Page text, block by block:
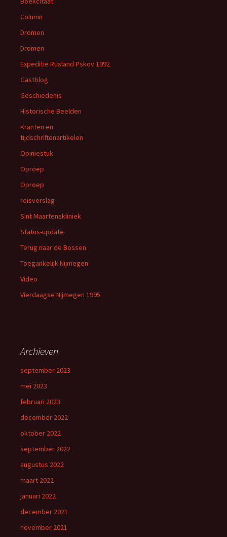
Column
Dromen
Dromen
Expeditie Rusland Pskov 1992
Gastblog
Geschiedenis
Historische Beelden
Kranten en
tijdschriftenartikelen
Opiniestuk
Oproep
Oproep
reisverslag
Sint Maartenskliniek
Status-update
Terug naar de Bossen
Toegankelijk Nijmegen
Video
Vierdaagse Nijmegen 1995
Archieven
september 2023
mei 2023
februari 2023
december 2022
oktober 2022
september 2022
augustus 2022
maart 2022
januari 2022
december 2021
november 2021